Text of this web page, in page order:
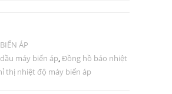
ÁP
máy biến áp,Đồng hồ báo nhiệt
thị nhiệt độ máy biến áp